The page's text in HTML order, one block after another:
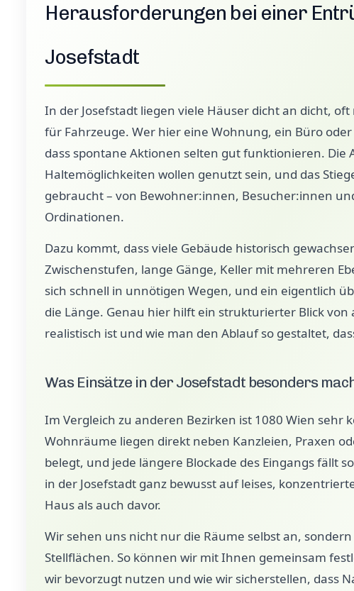
Herausforderungen bei einer
Josefstadt
In der Josefstadt liegen viele Häuser dicht an dicht,
für Fahrzeuge. Wer hier eine Wohnung, ein Büro
dass spontane Aktionen selten gut funktionieren.
Haltemöglichkeiten wollen genutzt sein, und das
gebraucht – von Bewohner:innen, Besucher:innen
Ordinationen.
Dazu kommt, dass viele Gebäude historisch
Zwischenstufen, lange Gänge, Keller mit mehreren
sich schnell in unnötigen Wegen, und ein eigentlich
die Länge. Genau hier hilft ein strukturierter Blick
realistisch ist und wie man den Ablauf so gestaltet,
Was Einsätze in der Josefstadt besonders
Im Vergleich zu anderen Bezirken ist 1080 Wien sehr
Wohnräume liegen direkt neben Kanzleien, Praxen
belegt, und jede längere Blockade des Eingangs fällt
in der Josefstadt ganz bewusst auf leises,
Haus als auch davor.
Wir sehen uns nicht nur die Räume selbst an,
Stellflächen. So können wir mit Ihnen gemeinsam
wir bevorzugt nutzen und wie wir sicherstellen, dass